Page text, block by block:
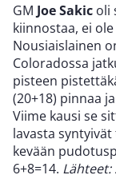
GM Joe Sakic oli
kiinnostaa, ei
Nousiaislainen
Coloradossa
pisteen
(20+18) pinnaa
Viime kausi se
lavasta syntyivät
kevään
6+8=14. Lähteet: